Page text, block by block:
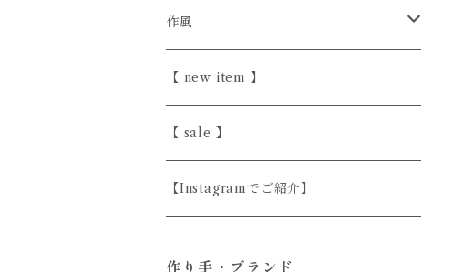
きほんの道具 あべ
こいずみちはる
斎藤奈月
シサム工房
砥部焼
美濃焼
益子焼
陶器
半磁器・せっ器
磁器
天然木
作風
ほっこり愛らしい
シンプル
上品
【 new item 】
【 sale 】
【Instagramでご紹介】
作り手・ブランド